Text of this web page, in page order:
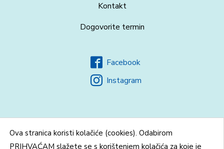
Kontakt
Dogovorite termin
Facebook
Instagram
Ova stranica koristi kolačiće (cookies). Odabirom
PRIHVAĆAM slažete se s korištenjem kolačića za koje je